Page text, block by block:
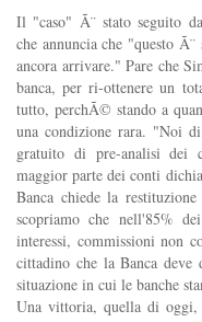
Il "caso" Ã¨ stato seguito
che annuncia che "questo
ancora arrivare." Pare che
banca, per ri-ottenere un
tutto, perchÃ© stando a
una condizione rara. "Noi
gratuito di pre-analisi dei
maggior parte dei conti
Banca chiede la
scopriamo che nell'85%
interessi, commissioni non
cittadino che la Banca
situazione in cui le banche
Una vittoria, quella di